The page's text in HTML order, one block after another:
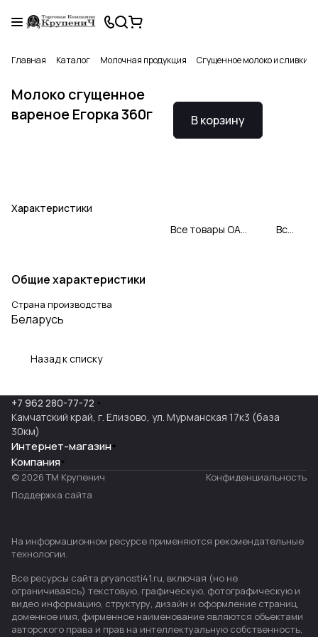
Главная Каталог Молочная продукция Сгущенное молоко и сливки
Молоко сгущенное
вареное Егорка 360г
Характеристики
В корзину
Все товары ОАО «Рогачевский молочноконсервный комбинат» Все товары категории
Общие характеристики
Страна производства
Беларусь
Назад к списку
+7 962 280-77-72
Камчатский край, г. Елизово, ул. Мурманская 17к3 (база
30км)
Интернет-магазин
Компания
© 2026 ТМ Крупенич
Конфиденциальность
Поддержка сайта
На информационном ресурсе применяются рекомендательные
технологии.
Все ресурсы сайта pryanosti41.ru, включая (но не
ограничиваясь) текстовую, графическую, фотографическую и
видео информацию, структуру, дизайн и оформление страниц,
доменное имя, фирменное наименование являются объектами
авторского права и прав на интеллектуальную собственность,